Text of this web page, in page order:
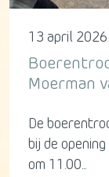
13 april 2026
Moerman
De
bij de
om 11.00...